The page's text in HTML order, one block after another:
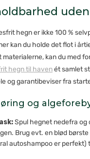
hegn er ikke 100 %
kan du holde det flot i
materialerne, kan du med
hegn til havenét samlet
og garantibeviser fra
og
Spul hegnet nedefra og
Brug evt. en blød
autoshampoo er perfekt)